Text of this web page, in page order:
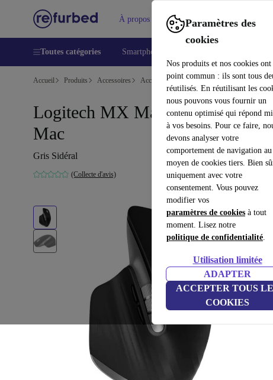
Paramètres des
cookies
Nos produits et nos cookies ont
point commun : ils sont tous
réutilisés. En réutilisant les
nous pouvons vous fournir un
contenu optimisé qui répond
à vos besoins. Pour ce faire,
devons analyser votre
comportement de navigation au
moyen de cookies tiers. Bien
uniquement avec votre
consentement. Vous pouvez
modifier vos
paramètres de cookies à tout
moment. Lisez notre
politique de confidentialité.
Utilisation limitée
ADAPTER
ACCEPTER TOUS
COOKIES
À propos Aide
Toutes catégories Smartphones
Accueil Produits Accessoires Accessoires Ordinateur Souris
Logitech MX Master 3 pour
Mac
Gris Sidéral
(Collecte d'avis)